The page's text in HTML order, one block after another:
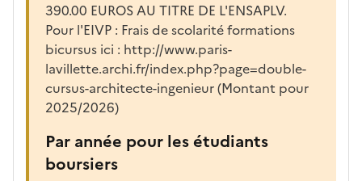
390.00 EUROS AU TITRE DE L'ENSAPLV.
Pour l'EIVP : Frais de scolarité formations
bicursus ici : http://www.paris-
lavillette.archi.fr/index.php?page=double-
cursus-architecte-ingenieur (Montant pour
2025/2026)
Par année pour les étudiants
boursiers